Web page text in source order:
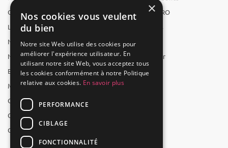
Qui sommes-nous ?
L'équipe
Nous recrutons
Nos partenaires
Espace presse
Mentions légales
CGV
CGU
Contact
1001 Salles PRO
1001 Traiteurs
1001 Artistes
Reserverunbar
MP2
×
Nos cookies vous veulent
du bien
Notre site Web utilise des cookies pour
améliorer l'expérience utilisateur. En
utilisant notre site Web, vous acceptez tous
les cookies conformément à notre Politique
relative aux cookies. En savoir plus
PERFORMANCE
CIBLAGE
FONCTIONNALITÉ